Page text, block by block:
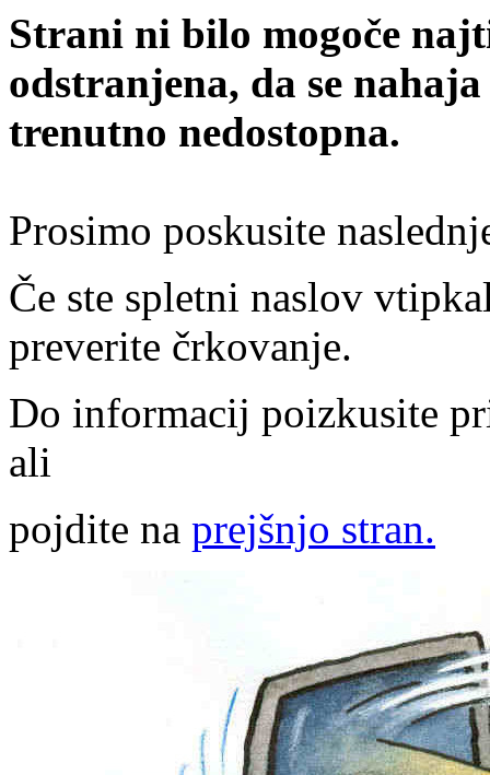
Strani ni bilo mogoče
odstranjena, da se
trenutno nedostopna.
Prosimo poskusite
Če ste spletni naslov
preverite črkovanje.
Do informacij poizkusite
ali
pojdite na prejšnjo stran.